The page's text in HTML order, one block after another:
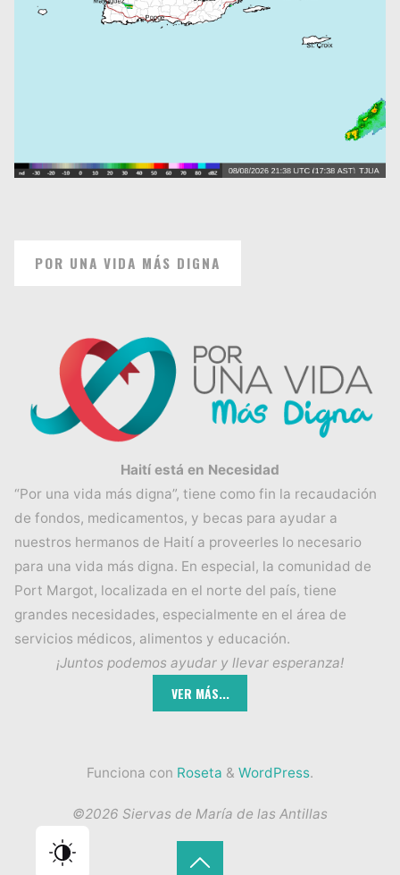
POR UNA VIDA MÁS DIGNA
Haití está en Necesidad
“Por una vida más digna”, tiene como fin la recaudación
de fondos, medicamentos, y becas para ayudar a
nuestros hermanos de Haití a proveerles lo necesario
para una vida más digna. En especial, la comunidad de
Port Margot, localizada en el norte del país, tiene
grandes necesidades, especialmente en el área de
servicios médicos, alimentos y educación.
¡Juntos podemos ayudar y llevar esperanza!
Funciona con Roseta & WordPress.
©2026 Siervas de María de las Antillas